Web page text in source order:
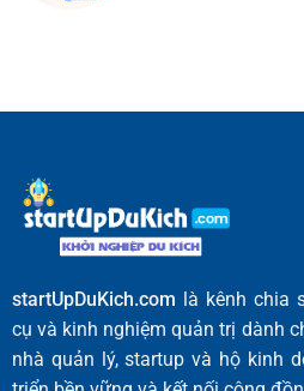
startUpDuKich.com là kênh chia
cụ và kinh nghiệm quản trị dành
nhà quản lý, startup và hộ kinh